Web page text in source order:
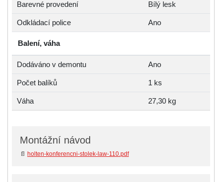
Barevné provedení Bílý lesk
Odkládací police Ano
Balení, váha
Dodáváno v demontu Ano
Počet balíků 1 ks
Váha 27,30 kg
Montážní návod
📄 holten-konferencni-stolek-law-110.pdf